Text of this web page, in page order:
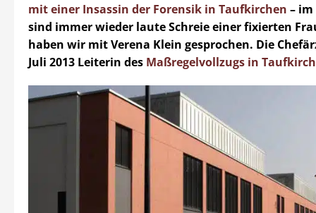
mit einer Insassin der Forensik in Taufkirchen –
sind immer wieder laute Schreie einer fixierten
haben wir mit Verena Klein gesprochen. Die
Juli 2013 Leiterin des Maßregelvollzugs in